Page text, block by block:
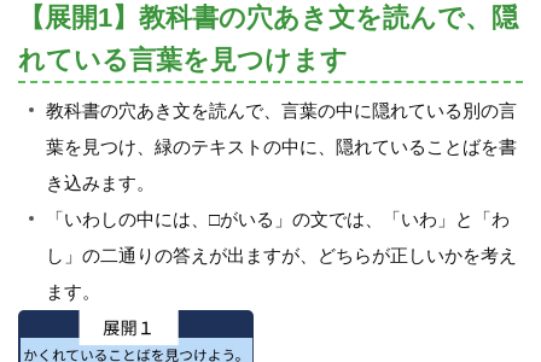
【展開1】教科書の穴あき文を読んで、隠
れている言葉を見つけます
教科書の穴あき文を読んで、言葉の中に隠れている別の言
葉を見つけ、緑のテキストの中に、隠れていることばを書
き込みます。
「いわしの中には、□がいる」の文では、「いわ」と「わ
し」の二通りの答えが出ますが、どちらが正しいかを考え
ます。